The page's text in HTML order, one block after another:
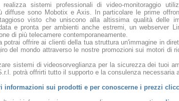
sistemi professionali di video-monitoraggio
diffuse sono Mobotix e Axis. In particolare le prime
visto che uniscono alla altissima qualità delle
e pronta per ambienti anche estremi, un webserver
di più telecamere contemporaneamente.
potrai offrire ai clienti della tua struttura un'immagine in
del mondo attraverso le nostre promozioni sui motori di
sistemi di videosorveglianza per la sicurezza dei tuoi
potrà offrirti tutto il supporto e la consulenza necessaria
informazioni sui prodotti e per conoscerne i prezzi